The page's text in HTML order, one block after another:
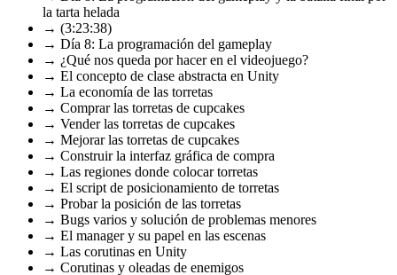
la tarta helada
→ (3:23:38)
→ Día 8: La programación del gameplay
→ ¿Qué nos queda por hacer en el videojuego?
→ El concepto de clase abstracta en Unity
→ La economía de las torretas
→ Comprar las torretas de cupcakes
→ Vender las torretas de cupcakes
→ Mejorar las torretas de cupcakes
→ Construir la interfaz gráfica de compra
→ Las regiones donde colocar torretas
→ El script de posicionamiento de torretas
→ Probar la posición de las torretas
→ Bugs varios y solución de problemas menores
→ El manager y su papel en las escenas
→ Las corutinas en Unity
→ Corutinas y oleadas de enemigos